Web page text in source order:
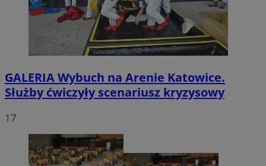
GALERIAWybuch na Arenie Katowice.
Służby ćwiczyły scenariusz kryzysowy
17